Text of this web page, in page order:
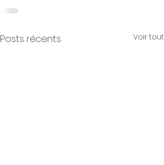
Posts récents Voir tout